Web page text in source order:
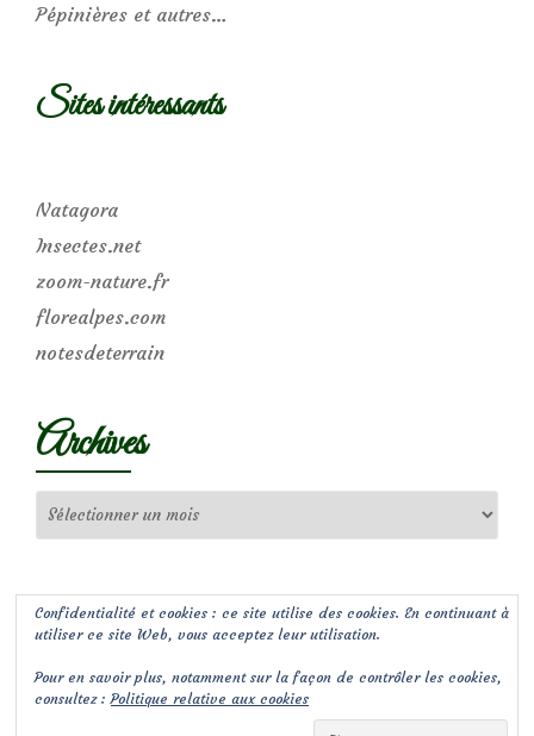
Pépinières et autres…
Sites intéressants
Natagora
Insectes.net
zoom-nature.fr
florealpes.com
notesdeterrain
Archives
Confidentialité et cookies : ce site utilise des cookies. En continuant à
utiliser ce site Web, vous acceptez leur utilisation.
Pour en savoir plus, notamment sur la façon de contrôler les cookies,
consultez :Politique relative aux cookies